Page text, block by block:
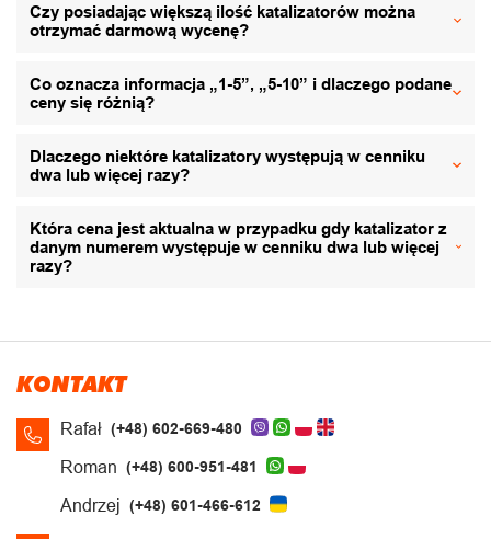
Czy posiadając większą ilość katalizatorów można
otrzymać darmową wycenę?
Co oznacza informacja „1-5”, „5-10” i dlaczego podane
ceny się różnią?
Dlaczego niektóre katalizatory występują w cenniku
dwa lub więcej razy?
Która cena jest aktualna w przypadku gdy katalizator z
danym numerem występuje w cenniku dwa lub więcej
razy?
KONTAKT
Rafał (+48) 602-669-480
Roman (+48) 600-951-481
Andrzej (+48) 601-466-612